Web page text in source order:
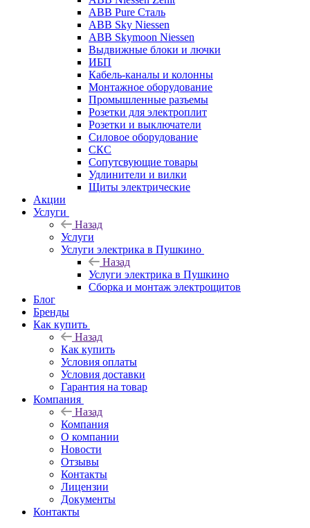
ABB Pure Сталь
ABB Sky Niessen
ABB Skymoon Niessen
Выдвижные блоки и лючки
ИБП
Кабель-каналы и колонны
Монтажное оборудование
Промышленные разъемы
Розетки для электроплит
Розетки и выключатели
Силовое оборудование
СКС
Сопутсвующие товары
Удлинители и вилки
Щиты электрические
Акции
Услуги
Назад
Услуги
Услуги электрика в Пушкино
Назад
Услуги электрика в Пушкино
Сборка и монтаж электрощитов
Блог
Бренды
Как купить
Назад
Как купить
Условия оплаты
Условия доставки
Гарантия на товар
Компания
Назад
Компания
О компании
Новости
Отзывы
Контакты
Лицензии
Документы
Контакты